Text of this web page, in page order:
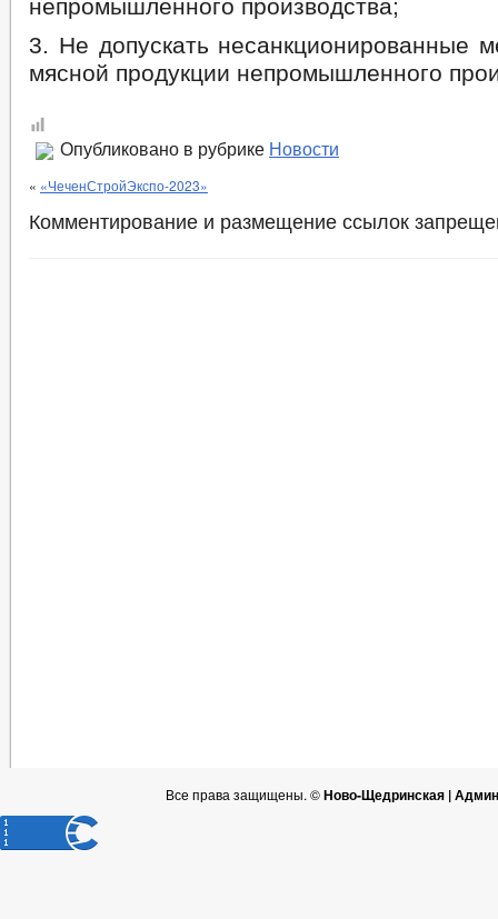
непромышленного производства;
3. Не допускать несанкционированные
мясной продукции непромышленного
Опубликовано в рубрике Новости
« «ЧеченСтройЭкспо-2023»
Комментирование и размещение ссылок
Все права защищены. ©Ново-Щедринская |